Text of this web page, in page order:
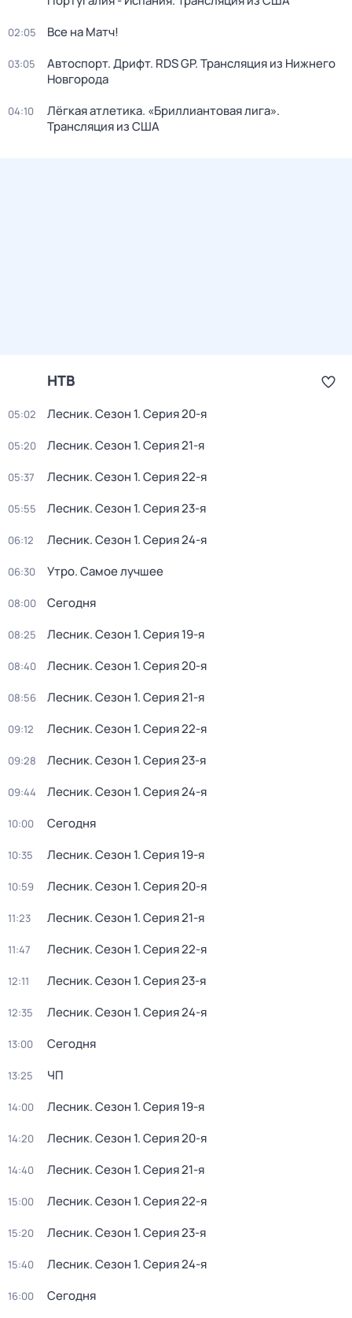
02:05 Все на Матч!
03:05
Автоспорт. Дрифт. RDS GP. Трансляция из Нижнего
Новгорода
04:10
Лёгкая атлетика. «Бриллиантовая лига».
Трансляция из США
НТВ
05:02 Лесник. Сезон 1. Серия 20-я
05:20 Лесник. Сезон 1. Серия 21-я
05:37 Лесник. Сезон 1. Серия 22-я
05:55 Лесник. Сезон 1. Серия 23-я
06:12 Лесник. Сезон 1. Серия 24-я
06:30 Утро. Самое лучшее
08:00 Сегодня
08:25 Лесник. Сезон 1. Серия 19-я
08:40 Лесник. Сезон 1. Серия 20-я
08:56 Лесник. Сезон 1. Серия 21-я
09:12 Лесник. Сезон 1. Серия 22-я
09:28 Лесник. Сезон 1. Серия 23-я
09:44 Лесник. Сезон 1. Серия 24-я
10:00 Сегодня
10:35 Лесник. Сезон 1. Серия 19-я
10:59 Лесник. Сезон 1. Серия 20-я
11:23 Лесник. Сезон 1. Серия 21-я
11:47 Лесник. Сезон 1. Серия 22-я
12:11 Лесник. Сезон 1. Серия 23-я
12:35 Лесник. Сезон 1. Серия 24-я
13:00 Сегодня
13:25 ЧП
14:00 Лесник. Сезон 1. Серия 19-я
14:20 Лесник. Сезон 1. Серия 20-я
14:40 Лесник. Сезон 1. Серия 21-я
15:00 Лесник. Сезон 1. Серия 22-я
15:20 Лесник. Сезон 1. Серия 23-я
15:40 Лесник. Сезон 1. Серия 24-я
16:00 Сегодня